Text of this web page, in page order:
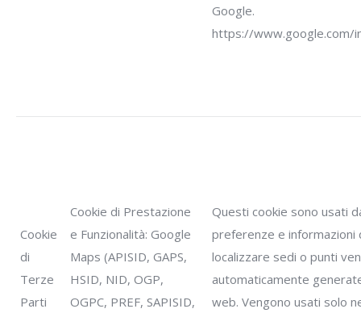
Google.
https://
Cookie
di
Terze
Parti
Cookie di Prestazione
e Funzionalità: Google
Maps (APISID, GAPS,
HSID, NID, OGP,
OGPC, PREF, SAPISID,
Questi cookie sono usati
preferenze e informazioni
localizzare sedi o punti
automaticamente
web. Vengono usati solo